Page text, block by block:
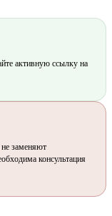
активную ссылку на
заменяют
консультация